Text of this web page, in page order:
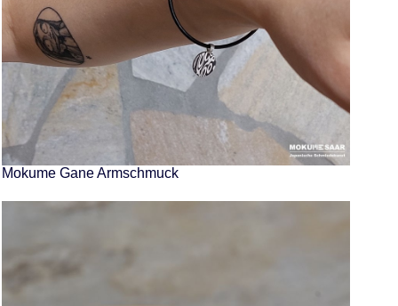
Mokume Gane Armschmuck